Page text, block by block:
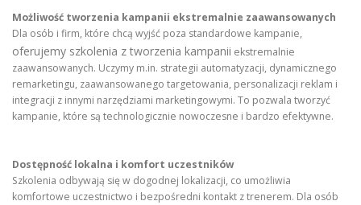
Możliwość tworzenia kampanii ekstremalnie zaawansowanych
Dla osób i firm, które chcą wyjść poza standardowe kampanie,
oferujemy szkolenia z tworzenia kampanii ekstremalnie
zaawansowanych. Uczymy m.in. strategii automatyzacji, dynamicznego
remarketingu, zaawansowanego targetowania, personalizacji reklam i
integracji z innymi narzędziami marketingowymi. To pozwala tworzyć
kampanie, które są technologicznie nowoczesne i bardzo efektywne.
Dostępność lokalna i komfort uczestników
Szkolenia odbywają się w dogodnej lokalizacji, co umożliwia
komfortowe uczestnictwo i bezpośredni kontakt z trenerem. Dla osób